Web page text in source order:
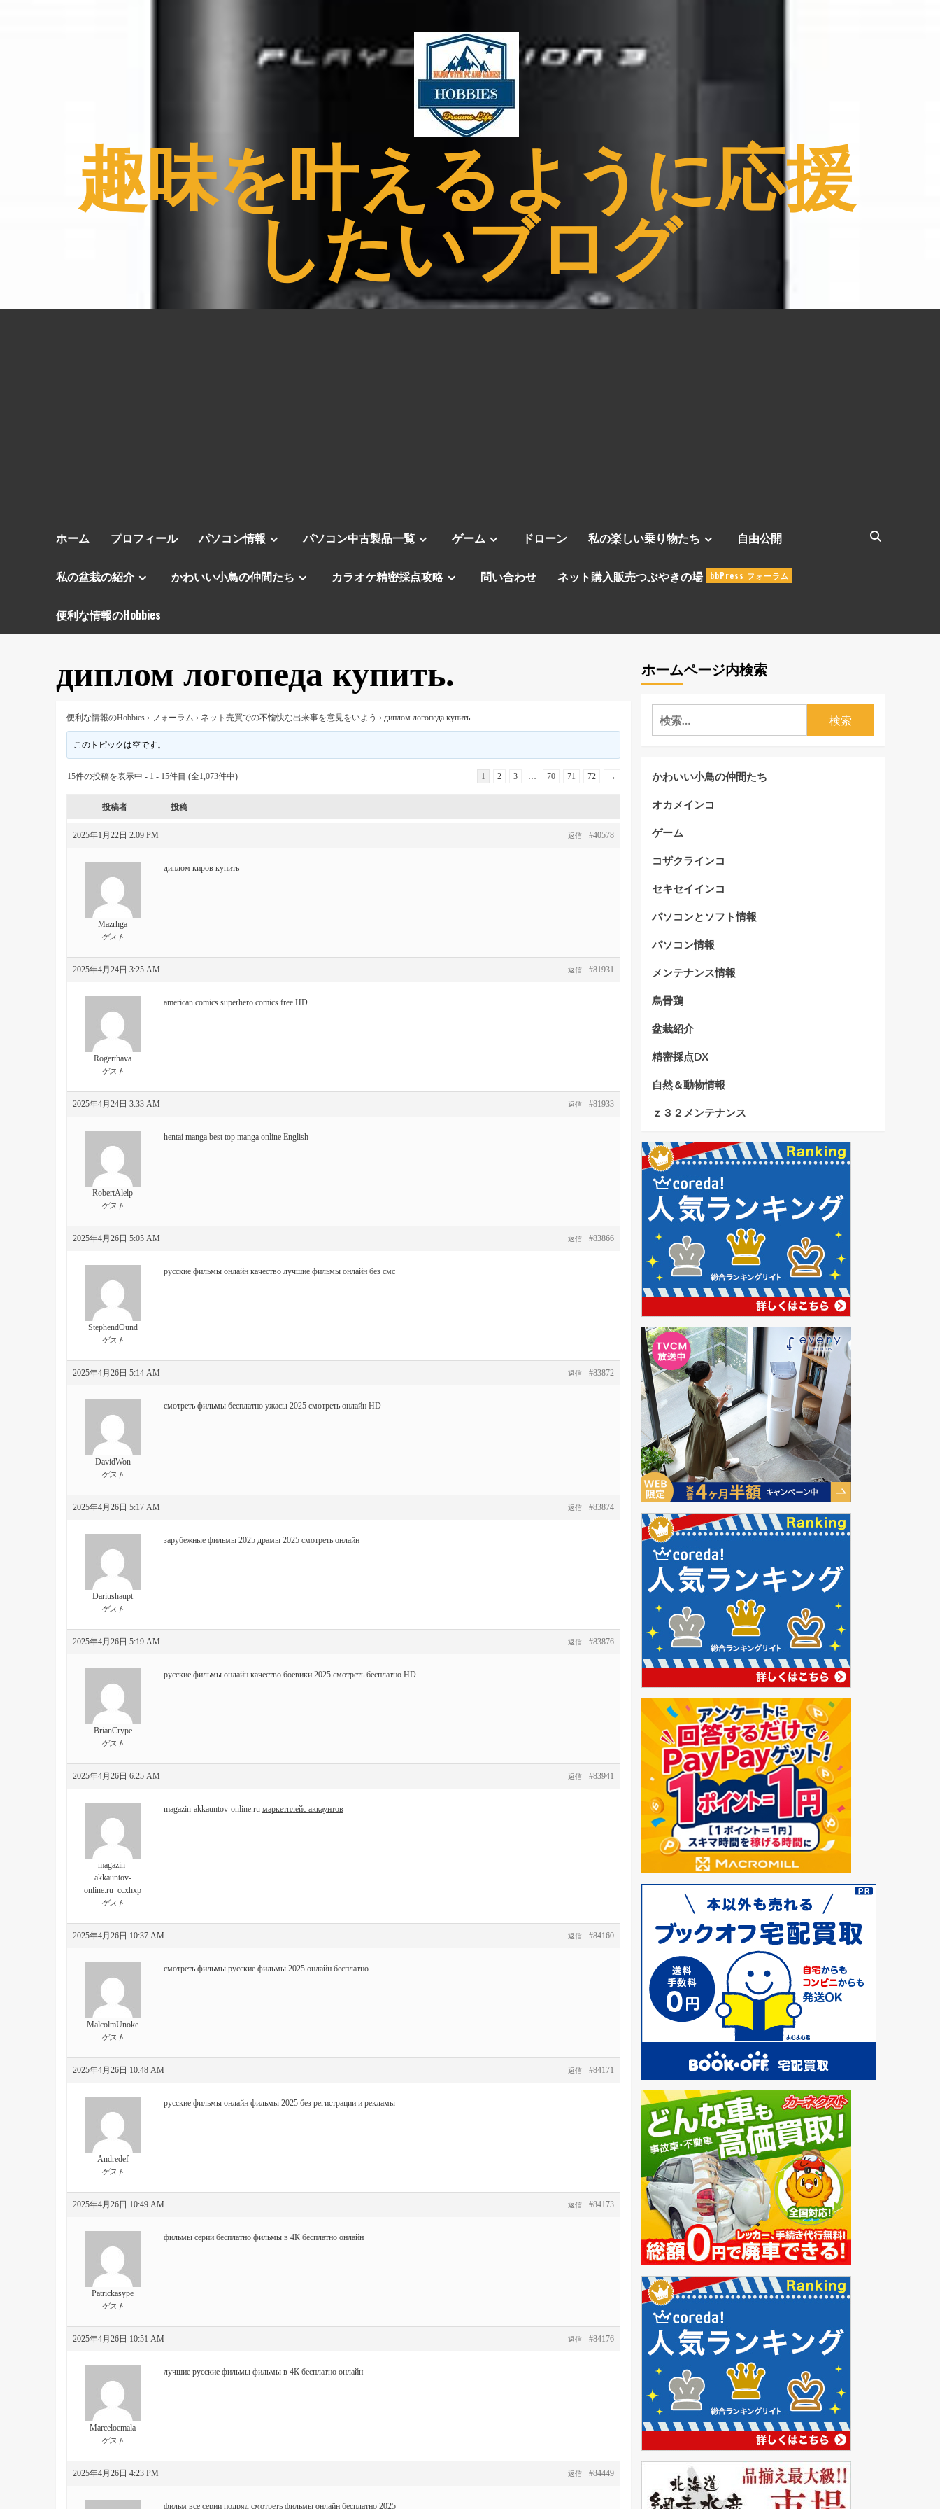
趣味を叶えるように応援
したいブログ
ホーム プロフィール パソコン情報 パソコン中古製品一覧 ゲーム ドローン 私の楽しい乗り物たち 自由公開
私の盆栽の紹介 かわいい小鳥の仲間たち カラオケ精密採点攻略 問い合わせ ネット購入販売つぶやきの場 bbPress フォーラム
便利な情報のHobbies
диплом логопеда купить.
便利な情報のHobbies › フォーラム › ネット売買での不愉快な出来事を意見をいよう › диплом логопеда купить.
このトピックは空です。
15件の投稿を表示中 - 1 - 15件目 (全1,073件中) 1 2 3 … 70 71 72 →
投稿者 投稿
2025年1月22日 2:09 PM #40578
返信
Mazrhga
ゲスト
диплом киров купить
2025年4月24日 3:25 AM #81931
返信
Rogerthava
ゲスト
american comics superhero comics free HD
2025年4月24日 3:33 AM #81933
返信
RobertAlelp
ゲスト
hentai manga best top manga online English
2025年4月26日 5:05 AM #83866
返信
StephendOund
ゲスト
русские фильмы онлайн качество лучшие фильмы онлайн без смс
2025年4月26日 5:14 AM #83872
返信
DavidWon
ゲスト
смотреть фильмы бесплатно ужасы 2025 смотреть онлайн HD
2025年4月26日 5:17 AM #83874
返信
Dariushaupt
ゲスト
зарубежные фильмы 2025 драмы 2025 смотреть онлайн
2025年4月26日 5:19 AM #83876
返信
BrianCrype
ゲスト
русские фильмы онлайн качество боевики 2025 смотреть бесплатно HD
2025年4月26日 6:25 AM #83941
返信
magazin-
akkauntov-
online.ru_ccxhxp
ゲスト
magazin-akkauntov-online.ru маркетплейс аккаунтов
2025年4月26日 10:37 AM #84160
返信
MalcolmUnoke
ゲスト
смотреть фильмы русские фильмы 2025 онлайн бесплатно
2025年4月26日 10:48 AM #84171
返信
Andredef
ゲスト
русские фильмы онлайн фильмы 2025 без регистрации и рекламы
2025年4月26日 10:49 AM #84173
返信
Patrickasype
ゲスト
фильмы серии бесплатно фильмы в 4К бесплатно онлайн
2025年4月26日 10:51 AM #84176
返信
Marceloemala
ゲスト
лучшие русские фильмы фильмы в 4К бесплатно онлайн
2025年4月26日 4:23 PM #84449
返信
фильм все серии подряд смотреть фильмы онлайн бесплатно 2025
ホームページ内検索
検
索:
かわいい小鳥の仲間たち
オカメインコ
ゲーム
コザクラインコ
セキセイインコ
パソコンとソフト情報
パソコン情報
メンテナンス情報
烏骨鶏
盆栽紹介
精密採点DX
自然＆動物情報
ｚ３２メンテナンス